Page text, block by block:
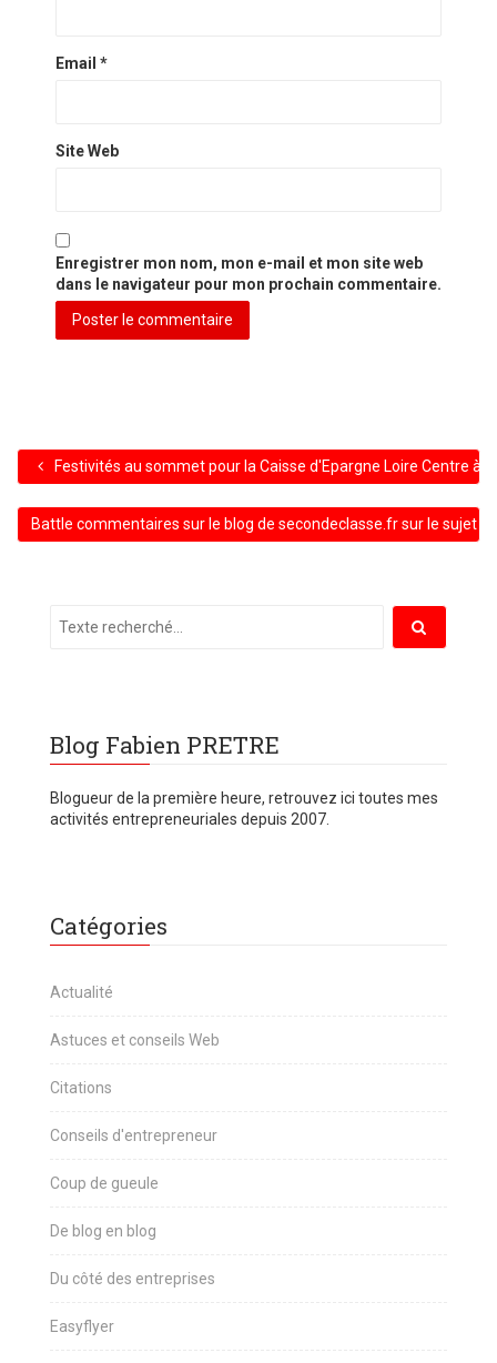
Email *
Site Web
Enregistrer mon nom, mon e-mail et mon site web
dans le navigateur pour mon prochain commentaire.
Festivités au sommet pour la Caisse d'Epargne Loire Centre à
Battle commentaires sur le blog de secondeclasse.fr sur le sujet
Blog Fabien PRETRE
Blogueur de la première heure, retrouvez ici toutes mes
activités entrepreneuriales depuis 2007.
Catégories
Actualité
Astuces et conseils Web
Citations
Conseils d'entrepreneur
Coup de gueule
De blog en blog
Du côté des entreprises
Easyflyer